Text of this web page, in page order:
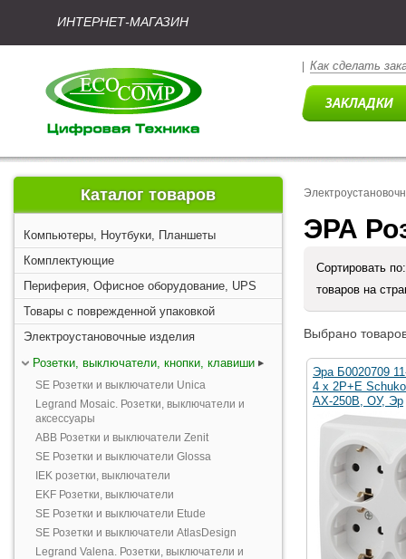
ИНТЕРНЕТ-МАГАЗИН
Как сделать
Каталог товаров
Компьютеры, Ноутбуки, Планшеты
Комплектующие
Периферия, Офисное оборудование, UPS
Товары с поврежденной упаковкой
Электроустановочные изделия
Розетки, выключатели, кнопки, клавиши
SE Розетки и выключатели Unica
Legrand Mosaic. Розетки, выключатели и
аксессуары
ABB Розетки и выключатели Zenit
SE Розетки и выключатели Glossa
IEK розетки, выключатели
EKF Розетки, выключатели
SE Розетки и выключатели Etude
SE Розетки и выключатели AtlasDesign
Legrand Valena. Розетки, выключатели и
ЭРА
Сортировать
товаров на
Выбрано
Эра Б0020709
4 х 2P+E
АХ-250В, ОУ, Эр